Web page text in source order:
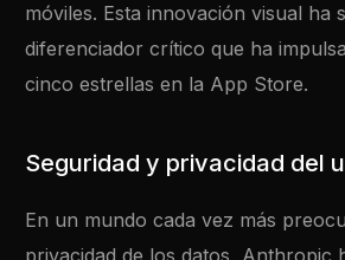
móviles. Esta innovación visual ha
diferenciador crítico que ha
cinco estrellas en la App Store.
Seguridad y privacidad del
En un mundo cada vez más